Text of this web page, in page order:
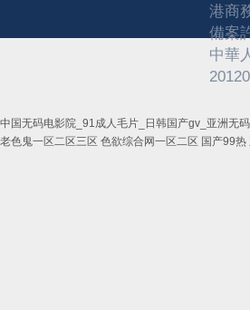
港商
備案
中華
中国无码电影院_91成人毛片_日韩国产gv_亚洲无
老色鬼一区二区三区 色欲综合网一区二区 国产99热